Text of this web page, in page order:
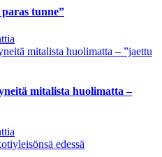
tunne”
mitalista huolimatta –